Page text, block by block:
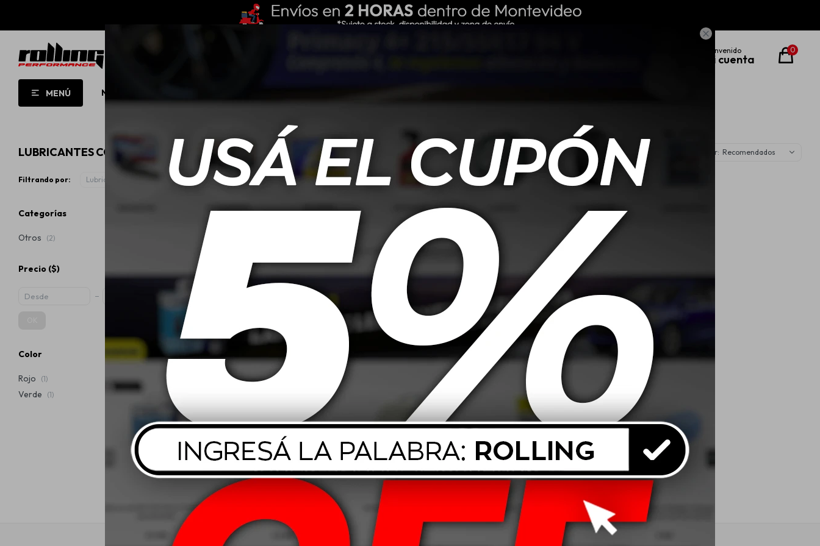

MENÚ NUEVO!
0
LUBRICANTES COBRIL Recomendados
Filtrando por: Lubricantes
Cobril Agua Destilada 5L
Cobril Agua Radiador 5L -
$241
Categorías
Otros (2)
Precio ($)
Color
Rojo (1)
Verde (1)